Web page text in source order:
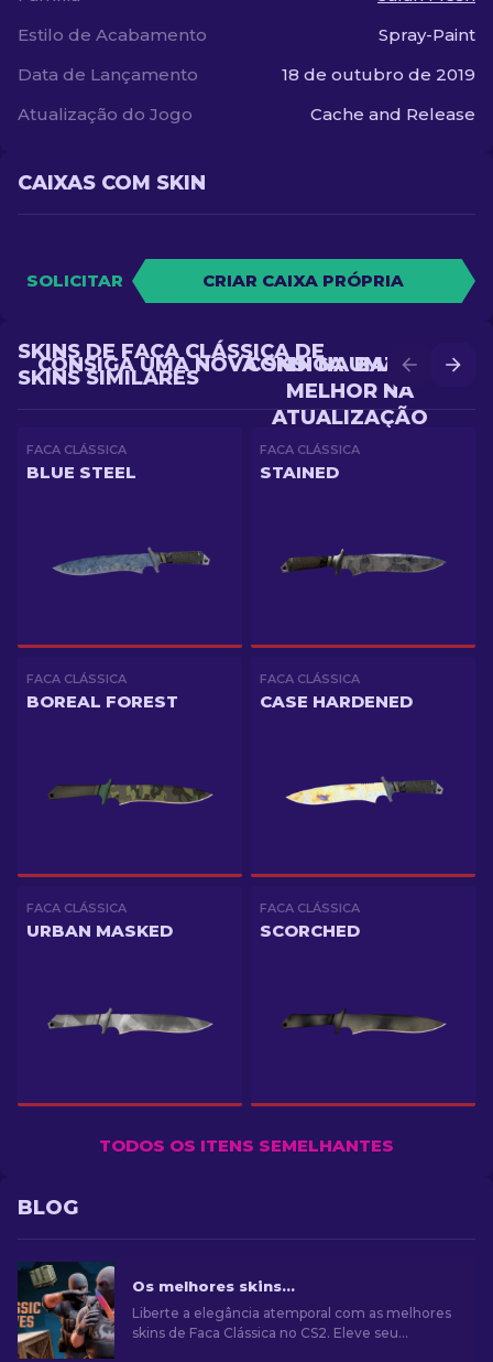
Estilo de Acabamento
Spray-Paint
Data de Lançamento
18 de outubro de 2019
Atualização do Jogo
Cache and Release
CAIXAS COM SKIN
SOLICITAR CRIAR CAIXA PRÓPRIA
CONSIGA UMA SKIN
MELHOR NA
ATUALIZAÇÃO
CONSIGA UMA NOVA SKIN NA BATALHA
SKINS DE FACA CLÁSSICA DE
SKINS SIMILARES
FACA CLÁSSICA
BLUE STEEL
FACA CLÁSSICA
STAINED
FACA CLÁSSICA
BOREAL FOREST
FACA CLÁSSICA
CASE HARDENED
FACA CLÁSSICA
URBAN MASKED
FACA CLÁSSICA
SCORCHED
TODOS OS ITENS SEMELHANTES
BLOG
Os melhores skins de Faca Clássica no CS2 [2026]
Liberte a elegância atemporal com as melhores
skins de Faca Clássica no CS2. Eleve seu